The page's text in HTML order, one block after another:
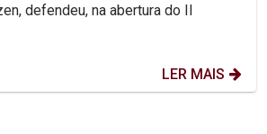
defendeu, na abertura do II
LER MAIS